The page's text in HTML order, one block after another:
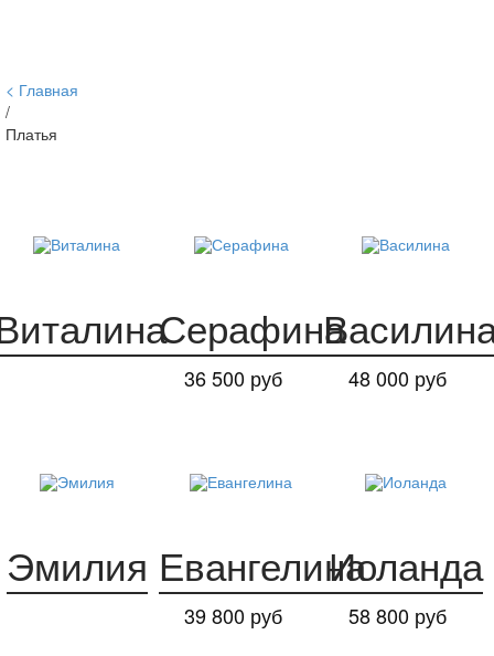
Главная
/
Платья
36 500 руб
Серафина
48 000 руб
Эмилия
39 800 руб
Евангелина
58 800 руб
Иоланда